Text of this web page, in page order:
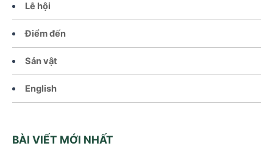
Lễ hội
Điểm đến
Sản vật
English
BÀI VIẾT MỚI NHẤT